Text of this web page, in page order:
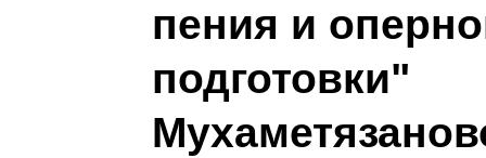
пения и
подготовки"